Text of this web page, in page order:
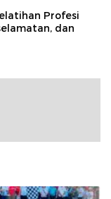
Profesi
dan